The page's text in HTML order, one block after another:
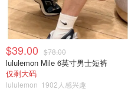
$39.00 $78.00
lululemon Mile 6英寸男士短裤
仅剩大码
lululemon 1902人感兴趣